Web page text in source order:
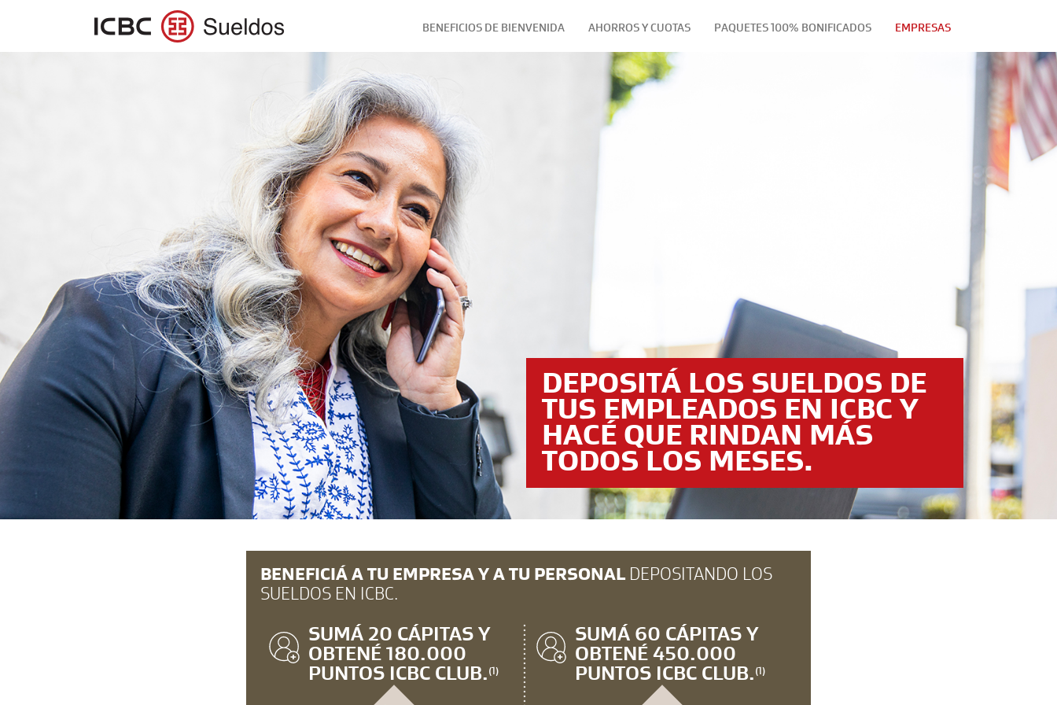
BENEFICIOS DE BIENVENIDA AHORROS Y CUOTAS PAQUETES 100% BONIFICADOS EMPRESAS
DEPOSITÁ LOS SUELDOS DE
TUS EMPLEADOS EN ICBC Y
HACÉ QUE RINDAN MÁS
TODOS LOS MESES.
BENEFICIÁ A TU EMPRESA Y A TU PERSONALDEPOSITANDO LOS
SUELDOS EN ICBC.
SUMÁ 20 CÁPITAS Y
OBTENÉ 180.000
PUNTOS ICBC CLUB. (1)
SUMÁ 60 CÁPITAS Y
OBTENÉ 450.000
PUNTOS ICBC CLUB. (1)